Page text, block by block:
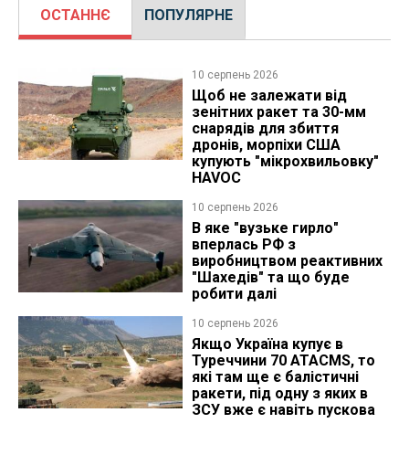
ОСТАННЄ ПОПУЛЯРНЕ
10 серпень 2026
Щоб не залежати від
зенітних ракет та 30-мм
снарядів для збиття
дронів, морпіхи США
купують "мікрохвильовку"
HAVOC
10 серпень 2026
В яке "вузьке гирло"
вперлась РФ з
виробництвом реактивних
"Шахедів" та що буде
робити далі
10 серпень 2026
Якщо Україна купує в
Туреччини 70 ATACMS, то
які там ще є балістичні
ракети, під одну з яких в
ЗСУ вже є навіть пускова